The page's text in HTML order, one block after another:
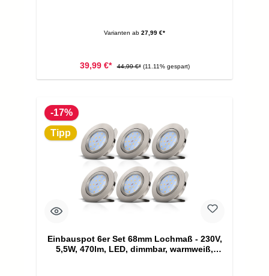
Varianten ab 27,99 €*
39,99 €* 44,99 €* (11.11% gespart)
-17%
Tipp
Einbauspot 6er Set 68mm Lochmaß - 230V,
5,5W, 470lm, LED, dimmbar, warmweiß,